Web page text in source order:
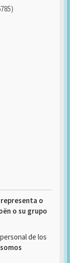
o
o su grupo
de los